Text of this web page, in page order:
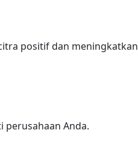
positif dan meningkatkan
Anda.